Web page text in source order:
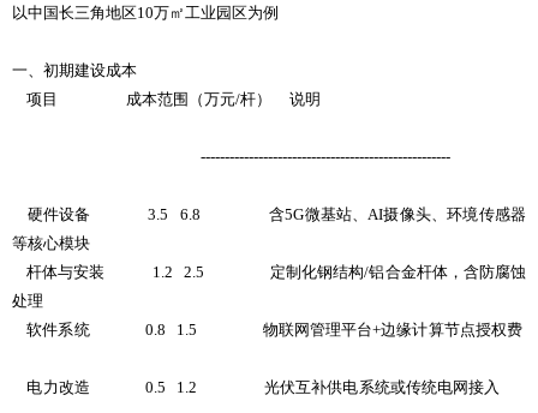
以中国长三角地区10万㎡工业园区为例
一、初期建设成本
项目 成本范围（万元/杆） 说明
----------------------------------------------------
硬件设备 3.5 6.8 含5G微基站、AI摄像头、环境传感器
等核心模块
杆体与安装 1.2 2.5 定制化钢结构/铝合金杆体，含防腐蚀
处理
软件系统 0.8 1.5 物联网管理平台+边缘计算节点授权费
电力改造 0.5 1.2 光伏互补供电系统或传统电网接入